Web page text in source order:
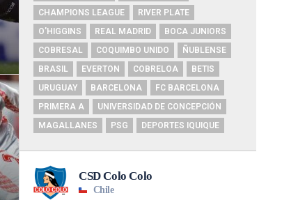
CHAMPIONS LEAGUE
RIVER PLATE
O'HIGGINS
REAL MADRID
BOCA JUNIORS
COBRESAL
COQUIMBO UNIDO
ÑUBLENSE
BRASIL
EVERTON COBRELOA
BETIS
URUGUAY
BARCELONA
FC BARCELONA
PRIMERA A
UNIVERSIDAD DE CONCEPCIÓN
MAGALLANES
PSG DEPORTES IQUIQUE